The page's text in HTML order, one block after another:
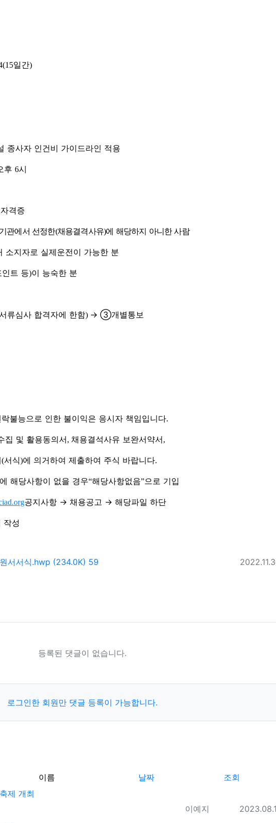
일간)
종사자 인건비 가이드라인 적용
후 6시
격증
관에서 선정한(채용결격사유)에 해당하지 아니한 사람
소지자로 실제운전이 가능한 분
인트 등)이 능숙한 분
류심사 합격자에 한함) → ③개별통보
불능으로 인한 불이익은 응시자 책임입니다.
집 및 활용동의서, 채용결석사유 보완서약서,
(서식)에 의거하여 제출하여 주식 바랍니다.
에 해당사항이 없을 경우“해당사항없음”으로 기입
공지사항 → 채용공고 → 해당파일 하단
작성
서서식.hwp 파일크기
(234.0K) 59 등록일
등록된 댓글이 없습니다.
로그인한 회원만 댓글 등록이 가능합니다.
이름 날짜 조회
제 개최
등록자
이예지 등록일